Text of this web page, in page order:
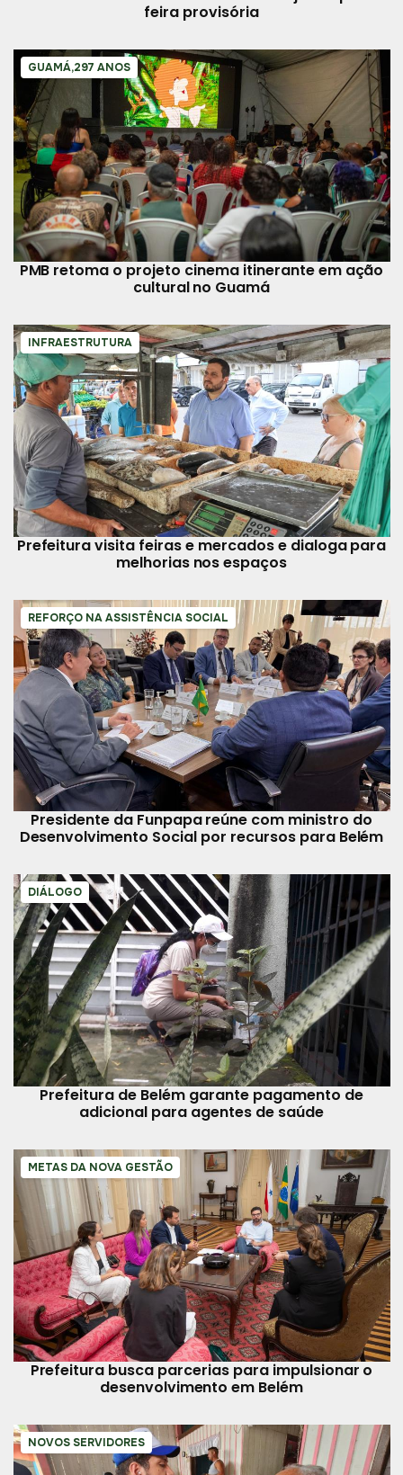
feira provisória
GUAMÁ,297 ANOS
PMB retoma o projeto cinema itinerante em ação
cultural no Guamá
INFRAESTRUTURA
Prefeitura visita feiras e mercados e dialoga para
melhorias nos espaços
REFORÇO NA ASSISTÊNCIA SOCIAL
Presidente da Funpapa reúne com ministro do
Desenvolvimento Social por recursos para Belém
DIÁLOGO
Prefeitura de Belém garante pagamento de
adicional para agentes de saúde
METAS DA NOVA GESTÃO
Prefeitura busca parcerias para impulsionar o
desenvolvimento em Belém
NOVOS SERVIDORES